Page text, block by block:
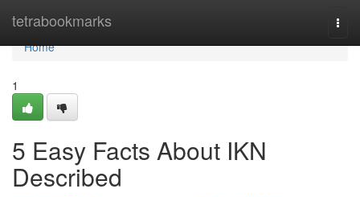
tetrabookmarks
Home
Home
1
5 Easy Facts About IKN
Described